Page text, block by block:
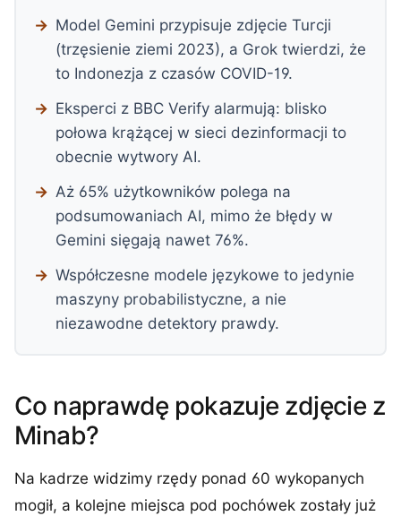
Model Gemini przypisuje zdjęcie Turcji
(trzęsienie ziemi 2023), a Grok twierdzi, że
to Indonezja z czasów COVID-19.
Eksperci z BBC Verify alarmują: blisko
połowa krążącej w sieci dezinformacji to
obecnie wytwory AI.
Aż 65% użytkowników polega na
podsumowaniach AI, mimo że błędy w
Gemini sięgają nawet 76%.
Współczesne modele językowe to jedynie
maszyny probabilistyczne, a nie
niezawodne detektory prawdy.
Co naprawdę pokazuje zdjęcie z
Minab?
Na kadrze widzimy rzędy ponad 60 wykopanych
mogił, a kolejne miejsca pod pochówek zostały już